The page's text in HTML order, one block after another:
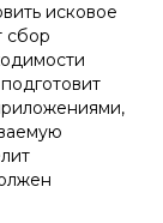
исковое
сбор